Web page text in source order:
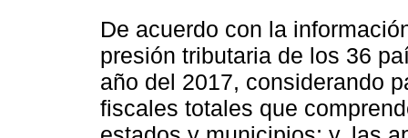
De acuerdo con la
presión tributaria de los 36
año del 2017, considerando
fiscales totales que